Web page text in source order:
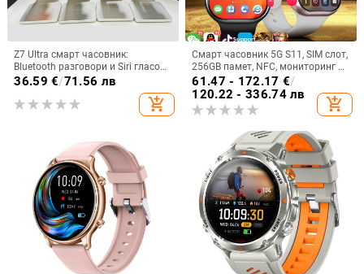
Z7 Ultra смарт часовник:
Bluetooth разговори и Siri гласов
асистент, AMOLED 44mm,
алуминиев корпус, мониторинг
на сърдечен ритъм, кръвно,
кислород в кръвта, следене на
36.59 €/71.56 лв
add_shopping_cart
Смарт часовник 5G S11, SIM слот,
256GB памет, NFC, мониторинг на
сърдечната честота
61.47 - 172.17 €/
120.22 - 336.74 лв
add_shopping_cart